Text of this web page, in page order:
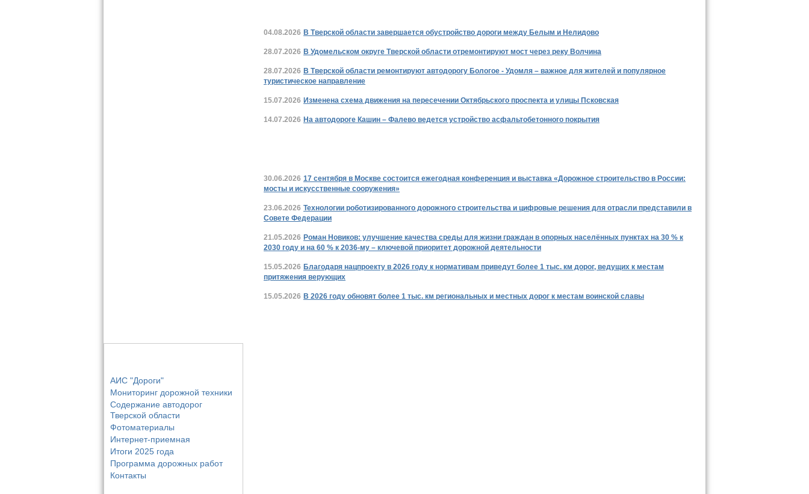
04.08.2026 В Тверской области завершается обустройство дороги между Белым и Нелидово
28.07.2026 В Удомельском округе Тверской области отремонтируют мост через реку Волчина
28.07.2026 В Тверской области ремонтируют автодорогу Бологое - Удомля – важное для жителей и популярное
туристическое направление
15.07.2026 Изменена схема движения на пересечении Октябрьского проспекта и улицы Псковская
14.07.2026 На автодороге Кашин – Фалево ведется устройство асфальтобетонного покрытия
30.06.2026 17 сентября в Москве состоится ежегодная конференция и выставка «Дорожное строительство в России:
мосты и искусственные сооружения»
23.06.2026 Технологии роботизированного дорожного строительства и цифровые решения для отрасли представили в
Совете Федерации
21.05.2026 Роман Новиков: улучшение качества среды для жизни граждан в опорных населённых пунктах на 30 % к
2030 году и на 60 % к 2036-му – ключевой приоритет дорожной деятельности
15.05.2026 Благодаря нацпроекту в 2026 году к нормативам приведут более 1 тыс. км дорог, ведущих к местам
притяжения верующих
15.05.2026 В 2026 году обновят более 1 тыс. км региональных и местных дорог к местам воинской славы
АИС "Дороги"
Мониторинг дорожной техники
Содержание автодорог
Тверской области
Фотоматериалы
Интернет-приемная
Итоги 2025 года
Программа дорожных работ
Контакты